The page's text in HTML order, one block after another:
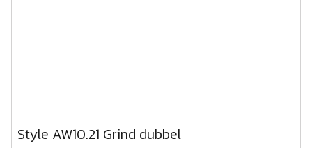
Style AW10.21 Grind dubbel